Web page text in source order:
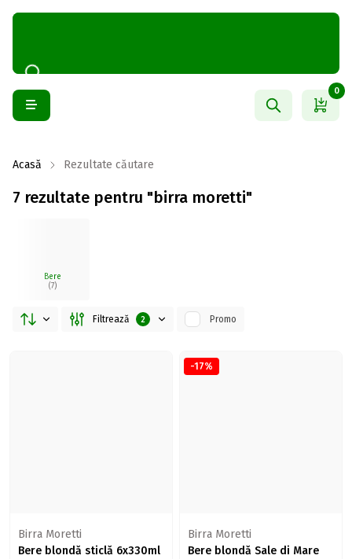
0
Acasă Rezultate căutare
7 rezultate pentru "birra moretti"
Bere
(7)
Filtrează 2 Promo
Birra Moretti
Bere blondă sticlă 6x330ml
-17%
Birra Moretti
Bere blondă Sale di Mare